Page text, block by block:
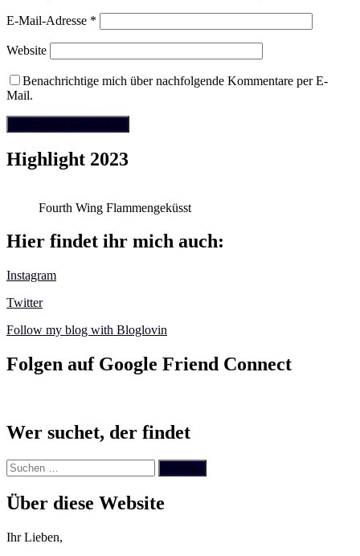
E-Mail-Adresse *
Website
Benachrichtige mich über nachfolgende Kommentare per E-
Mail.
Highlight 2023
Fourth Wing Flammengeküsst
Hier findet ihr mich auch:
Instagram
Twitter
Follow my blog with Bloglovin
Folgen auf Google Friend Connect
Wer suchet, der findet
Suchen
nach:
Über diese Website
Ihr Lieben,